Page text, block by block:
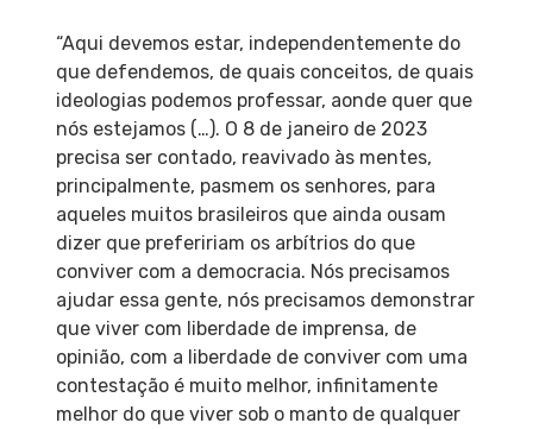
“Aqui devemos estar, independentemente do
que defendemos, de quais conceitos, de quais
ideologias podemos professar, aonde quer que
nós estejamos (…). O 8 de janeiro de 2023
precisa ser contado, reavivado às mentes,
principalmente, pasmem os senhores, para
aqueles muitos brasileiros que ainda ousam
dizer que prefeririam os arbítrios do que
conviver com a democracia. Nós precisamos
ajudar essa gente, nós precisamos demonstrar
que viver com liberdade de imprensa, de
opinião, com a liberdade de conviver com uma
contestação é muito melhor, infinitamente
melhor do que viver sob o manto de qualquer